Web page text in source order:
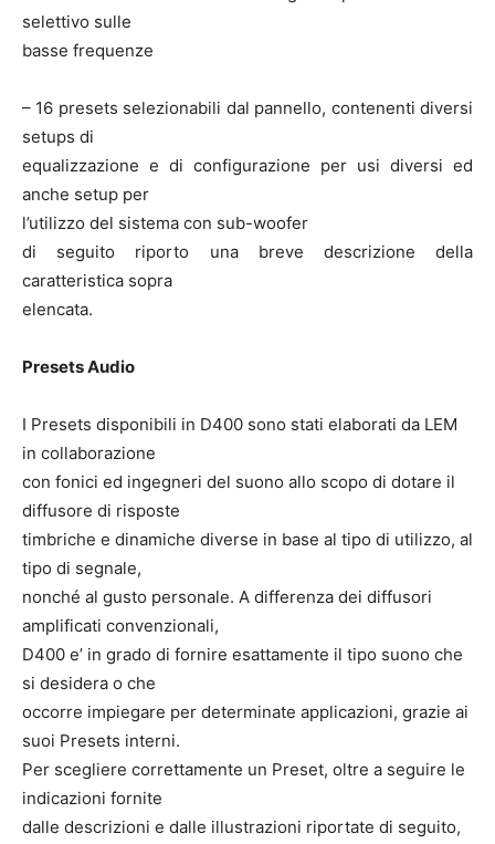
selettivo sulle
basse frequenze
– 16 presets selezionabili dal pannello, contenenti diversi
setups di
equalizzazione e di configurazione per usi diversi ed
anche setup per
l’utilizzo del sistema con sub-woofer
di seguito riporto una breve descrizione della
caratteristica sopra
elencata.
Presets Audio
I Presets disponibili in D400 sono stati elaborati da LEM
in collaborazione
con fonici ed ingegneri del suono allo scopo di dotare il
diffusore di risposte
timbriche e dinamiche diverse in base al tipo di utilizzo, al
tipo di segnale,
nonché al gusto personale. A differenza dei diffusori
amplificati convenzionali,
D400 e’ in grado di fornire esattamente il tipo suono che
si desidera o che
occorre impiegare per determinate applicazioni, grazie ai
suoi Presets interni.
Per scegliere correttamente un Preset, oltre a seguire le
indicazioni fornite
dalle descrizioni e dalle illustrazioni riportate di seguito,